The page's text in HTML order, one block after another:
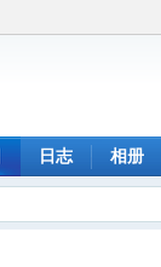
日志 相册